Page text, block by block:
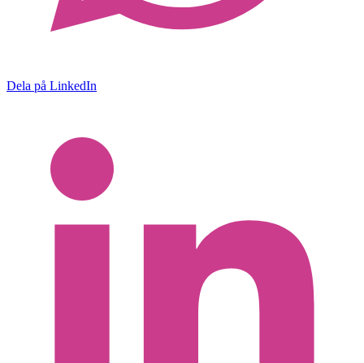
Dela på LinkedIn